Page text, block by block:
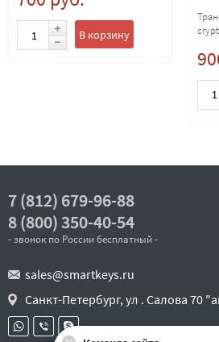
В корзину
7 (812) 679-96-88
8 (800) 350-40-54
- звонок по России бесплатный -
sales@smartkeys.ru
Санкт-Петербург, ул . Салова 70